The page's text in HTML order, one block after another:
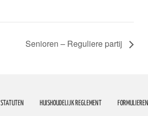
Senioren – Reguliere partij
STATUTEN HUISHOUDELIJK REGLEMENT FORMULIEREN